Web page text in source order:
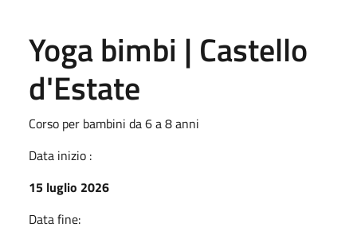
Yoga bimbi | Castello
d'Estate
Corso per bambini da 6 a 8 anni
Data inizio :
15 luglio 2026
Data fine: